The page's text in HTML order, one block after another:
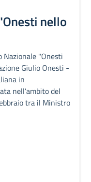
nello
Nazionale "Onesti
Giulio Onesti -
in
nell’ambito del
tra il Ministro